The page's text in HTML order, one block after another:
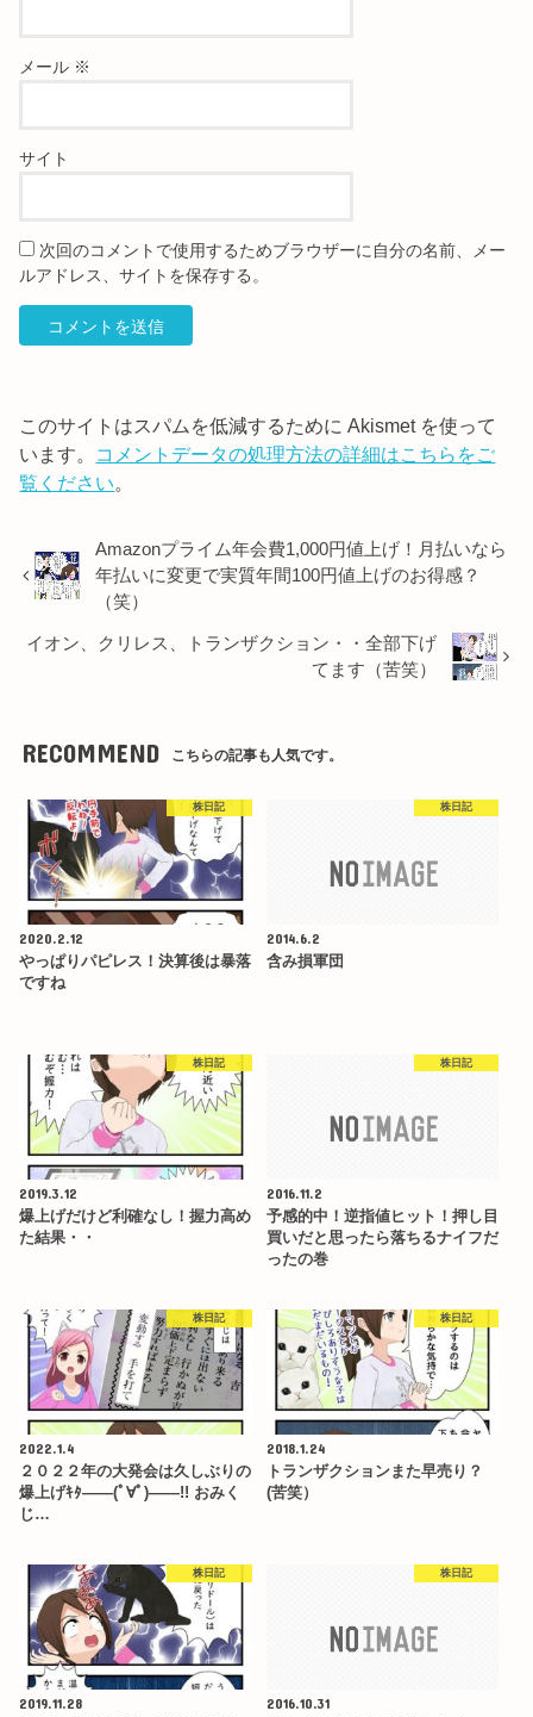
メール ※
サイト
次回のコメントで使用するためブラウザーに自分の名前、メー
ルアドレス、サイトを保存する。
このサイトはスパムを低減するために Akismet を使って
います。 コメントデータの処理方法の詳細はこちらをご
覧ください。
Amazonプライム年会費1,000円値上げ！月払いなら
年払いに変更で実質年間100円値上げのお得感？
（笑）
イオン、クリレス、トランザクション・・全部下げ
てます（苦笑）
RECOMMEND こちらの記事も人気です。
株日記
2020.2.12
やっぱりパピレス！決算後は暴落
ですね
株日記
2014.6.2
含み損軍団
株日記
2019.3.12
爆上げだけど利確なし！握力高め
た結果・・
株日記
2016.11.2
予感的中！逆指値ヒット！押し目
買いだと思ったら落ちるナイフだ
ったの巻
株日記
2022.1.4
２０２２年の大発会は久しぶりの
爆上げｷﾀ――(ﾟ∀ﾟ)――!! おみく
じ…
株日記
2018.1.24
トランザクションまた早売り？
(苦笑）
株日記
2019.11.28
株日記
2016.10.31